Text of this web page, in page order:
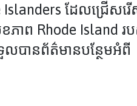
ដែលជ្រើសរ
ខភាព Rhode Island រ
លបានព័ត៌មានបន្ថែមអំពី